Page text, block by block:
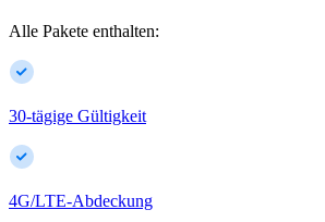
Alle Pakete enthalten:
30-tägige Gültigkeit
4G/LTE-Abdeckung